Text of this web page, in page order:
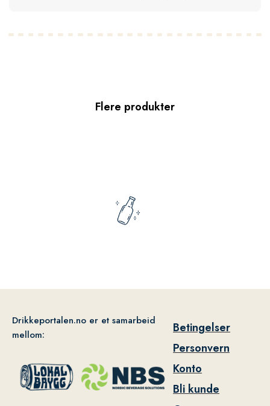
Flere produkter
Drikkeportalen.no er et samarbeid
mellom:
Betingelser
Personvern
Konto
Bli kunde